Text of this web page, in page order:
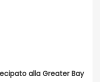
alla Greater Bay